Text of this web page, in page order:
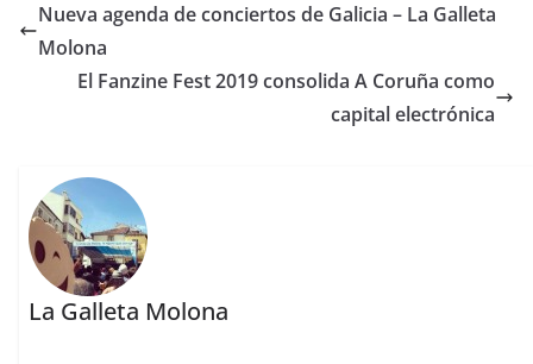
Nueva agenda de conciertos de Galicia – La Galleta
Molona
El Fanzine Fest 2019 consolida A Coruña como
capital electrónica
La Galleta Molona